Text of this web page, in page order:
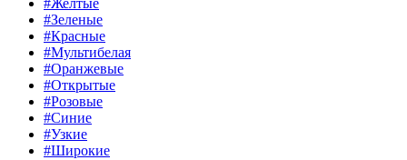
#Желтые
#Зеленые
#Красные
#Мультибелая
#Оранжевые
#Открытые
#Розовые
#Синие
#Узкие
#Широкие